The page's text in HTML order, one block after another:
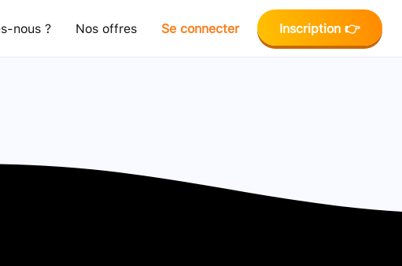
nous ? Nos offres Se connecter Inscription 👉